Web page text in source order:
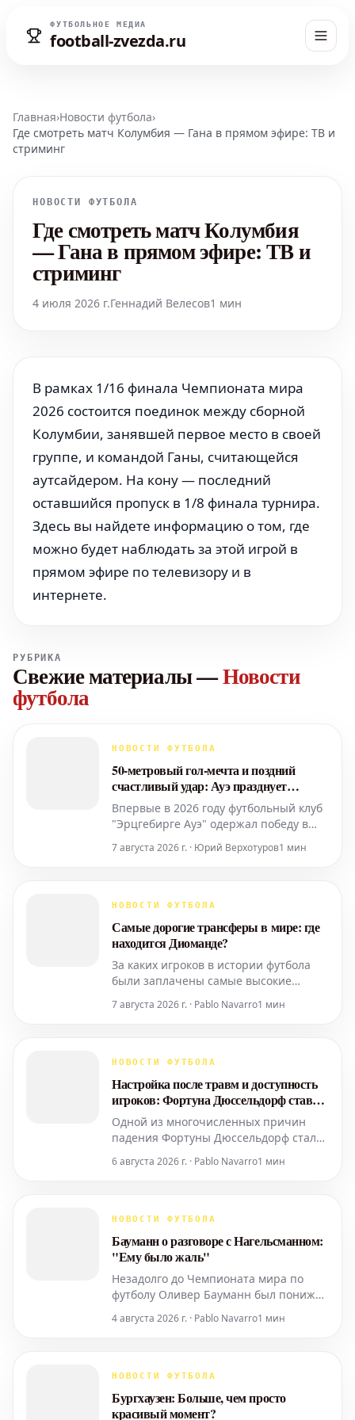
ФУТБОЛЬНОЕ МЕДИА
football-zvezda.ru
Главная›Новости футбола›
Где смотреть матч Колумбия — Гана в прямом эфире: ТВ и
стриминг
НОВОСТИ ФУТБОЛА
Где смотреть матч Колумбия
— Гана в прямом эфире: ТВ и
стриминг
4 июля 2026 г.Геннадий Велесов1 мин
В рамках 1/16 финала Чемпионата мира
2026 состоится поединок между сборной
Колумбии, занявшей первое место в своей
группе, и командой Ганы, считающейся
аутсайдером. На кону — последний
оставшийся пропуск в 1/8 финала турнира.
Здесь вы найдете информацию о том, где
можно будет наблюдать за этой игрой в
прямом эфире по телевизору и в
интернете.
РУБРИКА
Свежие материалы—Новости
футбола
НОВОСТИ ФУТБОЛА
50-метровый гол-мечта и поздний
счастливый удар: Ауэ празднует
первую домашнюю победу в 2026 году
Впервые в 2026 году футбольный клуб
"Эрцгебирге Ауэ" одержал победу в
рамках 3-го тура Региональной лиги
3:2. Начало этой победы положил гол-
7 августа 2026 г. · Юрий Верхотуров1 мин
НОВОСТИ ФУТБОЛА
Самые дорогие трансферы в мире: где
находится Диоманде?
За каких игроков в истории футбола
были заплачены самые высокие
положение дел...
7 августа 2026 г. · Pablo Navarro1 мин
НОВОСТИ ФУТБОЛА
Настройка после травм и доступность
игроков: Фортуна Дюссельдорф ставит
на "доступность"
Одной из многочисленных причин
падения Фортуны Дюссельдорф стала
Перед стартом 3-й Бундеслиги таких
6 августа 2026 г. · Pablo Navarro1 мин
НОВОСТИ ФУТБОЛА
Бауманн о разговоре с Нагельсманном:
"Ему было жаль"
Незадолго до Чемпионата мира по
футболу Оливер Бауманн был понижен
Юлианом Нагельсманном. Находясь в
Зеефельде, вратарь
сообщил о состоявшемся после
4 августа 2026 г. · Pablo Navarro1 мин
НОВОСТИ ФУТБОЛА
Бургхаузен: Больше, чем просто
красивый момент?